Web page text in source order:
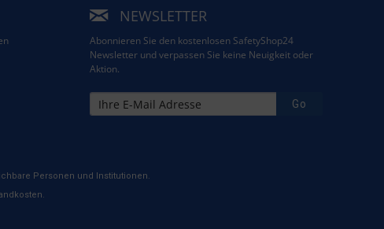
NEWSLETTER
Abonnieren Sie den kostenlosen SafetyShop24
Newsletter und verpassen Sie keine Neuigkeit oder
Aktion.
Go
Personen und Institutionen.